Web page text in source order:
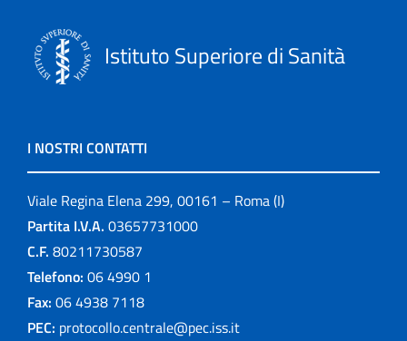
Istituto Superiore di Sanità
I NOSTRI CONTATTI
Viale Regina Elena 299, 00161 – Roma (I)
Partita I.V.A. 03657731000
C.F. 80211730587
Telefono: 06 4990 1
Fax: 06 4938 7118
PEC: protocollo.centrale@pec.iss.it